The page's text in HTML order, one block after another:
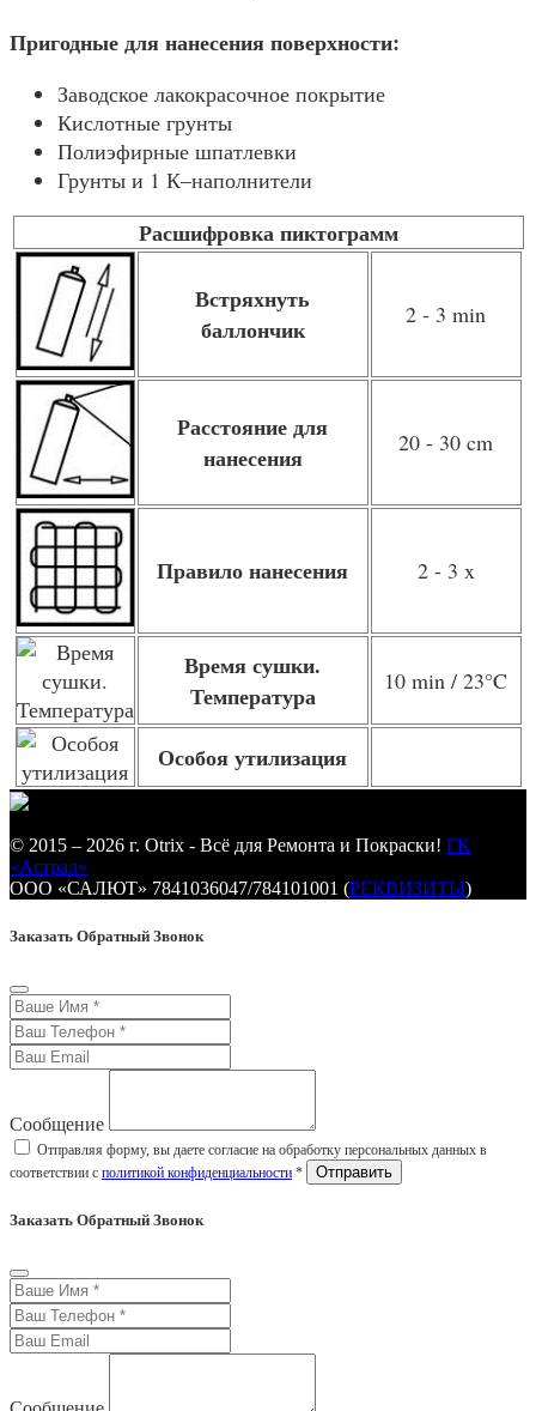
Пригодные для нанесения поверхности:
Заводское лакокрасочное покрытие
Кислотные грунты
Полиэфирные шпатлевки
Грунты и 1 К–наполнители
Расшифровка пиктограмм
Встряхнуть
баллончик
2 - 3 min
Расстояние для
нанесения
20 - 30 cm
Правило нанесения 2 - 3 x
Время сушки.
Температура
10 min / 23°C
Особоя утилизация
© 2015 – 2026 г. Otrix - Всё для Ремонта и Покраски! ГК
«Астрал»
ООО «САЛЮТ» 7841036047/784101001 (РЕКВИЗИТЫ)
Заказать Обратный Звонок
Сообщение
Отправляя форму, вы даете согласие на обработку персональных данных в
соответствии с политикой конфиденциальности *
Заказать Обратный Звонок